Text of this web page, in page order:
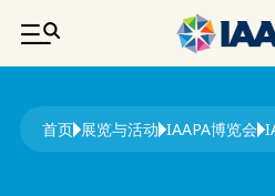
跳转到主要内容
面包屑
首页 展览与活动 IAAPA博览会